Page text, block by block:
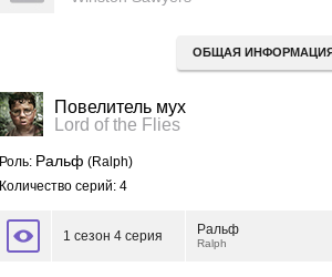
ОБЩАЯ
Повелитель мух
Lord of the Flies
Роль: Ральф (Ralph)
Количество серий: 4
1 сезон 4 серия Ральф
Ralph